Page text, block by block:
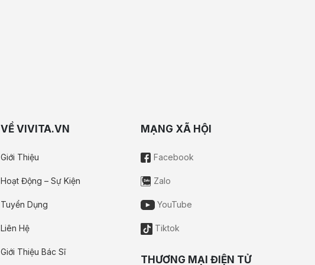
VỀ VIVITA.VN
Giới Thiệu
Hoạt Động – Sự Kiện
Tuyển Dụng
Liên Hệ
Giới Thiệu Bác Sĩ
MẠNG XÃ HỘI
Facebook
Zalo
YouTube
Tiktok
THƯƠNG MẠI ĐIỆN TỬ